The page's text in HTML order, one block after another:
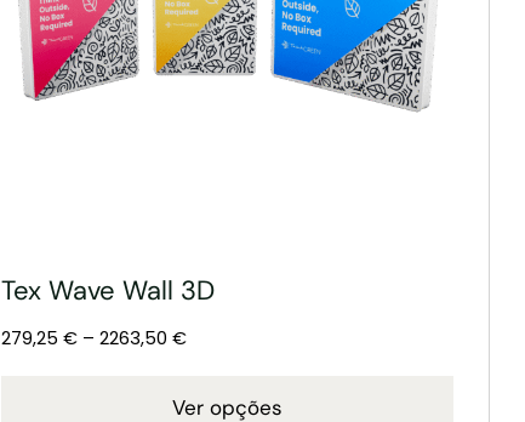
Tex Wave Wall 3D
279,25€ – 2263,50€
Ver opções